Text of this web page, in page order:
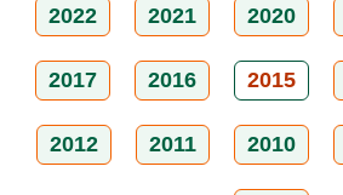
2022 2021 2020
2017 2016 2015
2012 2011 2010